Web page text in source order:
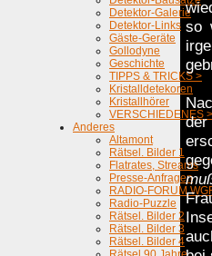
Detektor-Galerie
Detektor-Links
Gäste-Geräte
Gollodyne
Geschichte
TIPPS & TRICKS >
Kristalldetekoren
Kristallhörer
VERSCHIEDENES >
Anderes
Altamont
Rätsel. Bilder 1
Flatrates, Streams
Presse-Anfragen
RADIO-FORUM
Radio-Puzzle
Rätsel. Bilder 2
Rätsel. Bilder 3
Rätsel. Bilder 4
so
der